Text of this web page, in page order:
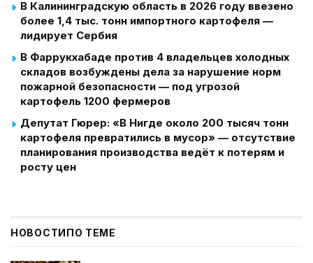
В Калининградскую область в 2026 году ввезено
более 1,4 тыс. тонн импортного картофеля —
лидирует Сербия
В Фаррукхабаде против 4 владельцев холодных
складов возбуждены дела за нарушение норм
пожарной безопасности — под угрозой
картофель 1200 фермеров
Депутат Гюрер: «В Нигде около 200 тысяч тонн
картофеля превратились в мусор» — отсутствие
планирования производства ведёт к потерям и
росту цен
НОВОСТИПО ТЕМЕ